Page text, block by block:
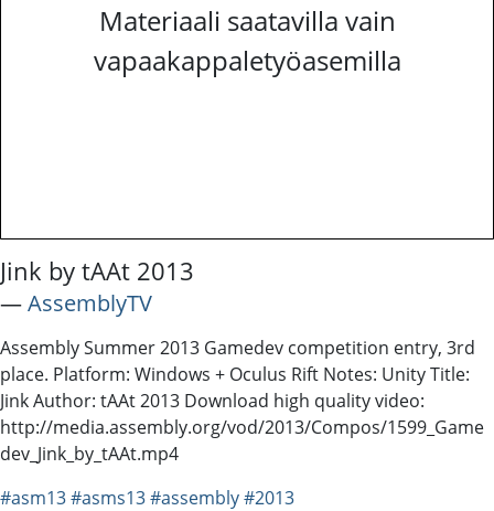
Materiaali saatavilla vain
vapaakappaletyöasemilla
Jink by tAAt 2013
―AssemblyTV
Assembly Summer 2013 Gamedev competition entry, 3rd
place. Platform: Windows + Oculus Rift Notes: Unity Title:
Jink Author: tAAt 2013 Download high quality video:
http://media.assembly.org/vod/2013/Compos/1599_Game
dev_Jink_by_tAAt.mp4
#asm13#asms13#assembly#2013